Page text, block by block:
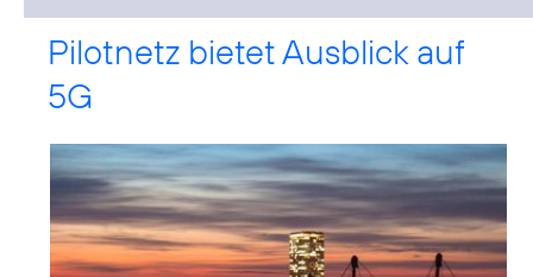
Pilotnetz bietet Ausblick auf
5G